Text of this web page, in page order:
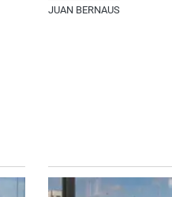
JUAN BERNAUS